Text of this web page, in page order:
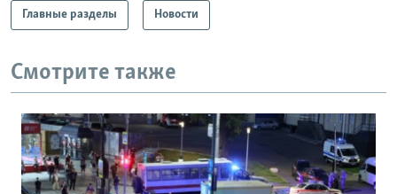
Главные разделы Новости
Смотрите также